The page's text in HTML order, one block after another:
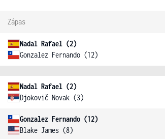
Zápas
Nadal Rafael (2)
Gonzalez Fernando (12)
Nadal Rafael (2)
Djokovič Novak (3)
Gonzalez Fernando (12)
Blake James (8)